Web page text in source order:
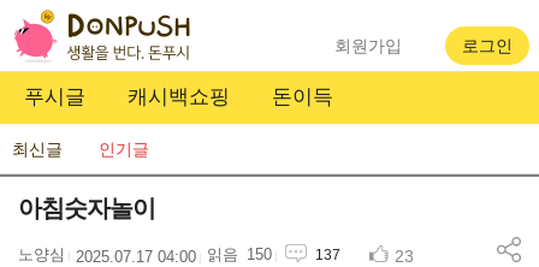
푸시글 캐시백쇼핑 돈이득
회원가입 로그인
최신글 인기글
아침숫자놀이
노양심 2025.07.17 04:00 150 137 23